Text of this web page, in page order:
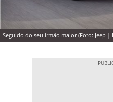
Seguido do seu irmão maior (Foto: Jeep |